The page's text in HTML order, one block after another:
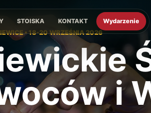
STOISKA KONTAKT Wydarzenie
• 18-20 WRZEŚNIA 2026
i